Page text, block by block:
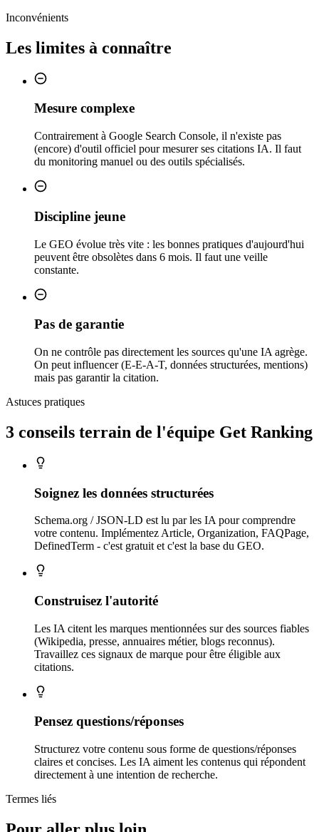
Inconvénients
Les limites à connaître
Mesure complexe
Contrairement à Google Search Console, il n'existe pas
(encore) d'outil officiel pour mesurer ses citations IA. Il faut
du monitoring manuel ou des outils spécialisés.
Discipline jeune
Le GEO évolue très vite : les bonnes pratiques d'aujourd'hui
peuvent être obsolètes dans 6 mois. Il faut une veille
constante.
Pas de garantie
On ne contrôle pas directement les sources qu'une IA agrège.
On peut influencer (E-E-A-T, données structurées, mentions)
mais pas garantir la citation.
Astuces pratiques
3 conseils terrain de l'équipe Get Ranking
Soignez les données structurées
Schema.org / JSON-LD est lu par les IA pour comprendre
votre contenu. Implémentez Article, Organization, FAQPage,
DefinedTerm - c'est gratuit et c'est la base du GEO.
Construisez l'autorité
Les IA citent les marques mentionnées sur des sources fiables
(Wikipedia, presse, annuaires métier, blogs reconnus).
Travaillez ces signaux de marque pour être éligible aux
citations.
Pensez questions/réponses
Structurez votre contenu sous forme de questions/réponses
claires et concises. Les IA aiment les contenus qui répondent
directement à une intention de recherche.
Termes liés